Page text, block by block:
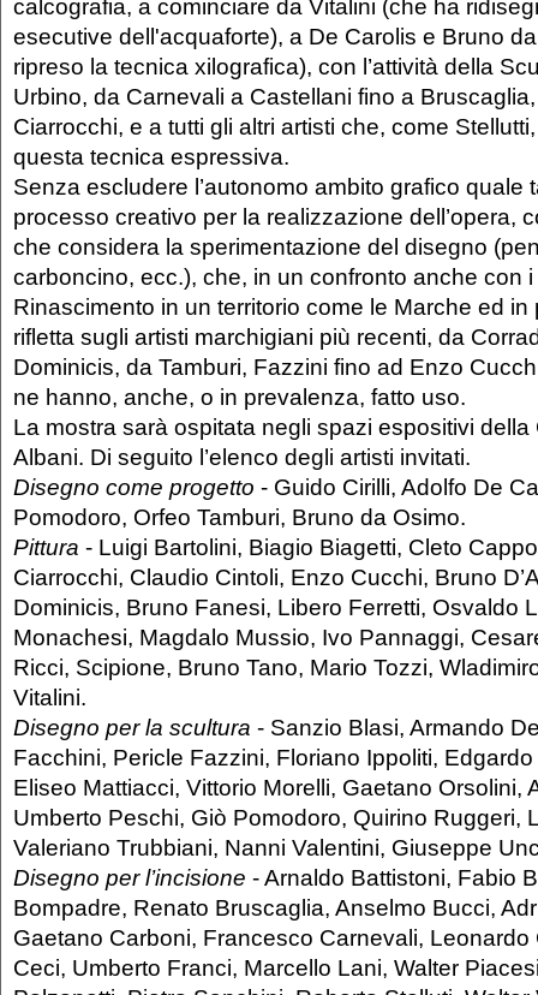
calcografia, a cominciare da Vitalini (che ha
esecutive dell'acquaforte), a De Carolis e Bruno
ripreso la tecnica xilografica), con l’attività della
Urbino, da Carnevali a Castellani fino a
Ciarrocchi, e a tutti gli altri artisti che, come
questa tecnica espressiva.
Senza escludere l’autonomo ambito grafico quale
processo creativo per la realizzazione dell’opera,
che considera la sperimentazione del disegno
carboncino, ecc.), che, in un confronto anche con
Rinascimento in un territorio come le Marche ed in
rifletta sugli artisti marchigiani più recenti, da
Dominicis, da Tamburi, Fazzini fino ad Enzo
ne hanno, anche, o in prevalenza, fatto uso.
La mostra sarà ospitata negli spazi espositivi della
Albani. Di seguito l’elenco degli artisti invitati.
Disegno come progetto - Guido Cirilli, Adolfo De
Pomodoro, Orfeo Tamburi, Bruno da Osimo.
Pittura - Luigi Bartolini, Biagio Biagetti, Cleto
Ciarrocchi, Claudio Cintoli, Enzo Cucchi, Bruno
Dominicis, Bruno Fanesi, Libero Ferretti, Osvaldo
Monachesi, Magdalo Mussio, Ivo Pannaggi,
Ricci, Scipione, Bruno Tano, Mario Tozzi,
Vitalini.
Disegno per la scultura - Sanzio Blasi, Armando
Facchini, Pericle Fazzini, Floriano Ippoliti,
Eliseo Mattiacci, Vittorio Morelli, Gaetano Orsolini,
Umberto Peschi, Giò Pomodoro, Quirino Ruggeri,
Valeriano Trubbiani, Nanni Valentini, Giuseppe
Disegno per l’incisione - Arnaldo Battistoni, Fabio
Bompadre, Renato Bruscaglia, Anselmo Bucci,
Gaetano Carboni, Francesco Carnevali, Leonardo
Ceci, Umberto Franci, Marcello Lani, Walter